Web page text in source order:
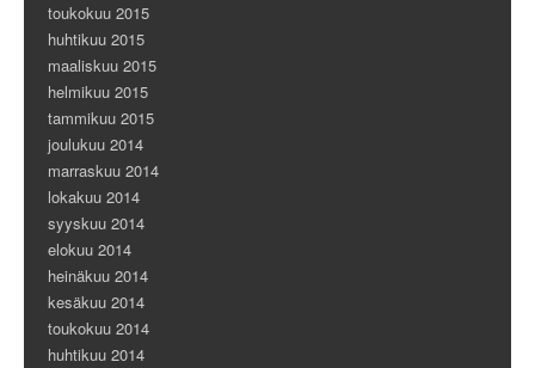
toukokuu 2015
huhtikuu 2015
maaliskuu 2015
helmikuu 2015
tammikuu 2015
joulukuu 2014
marraskuu 2014
lokakuu 2014
syyskuu 2014
elokuu 2014
heinäkuu 2014
kesäkuu 2014
toukokuu 2014
huhtikuu 2014